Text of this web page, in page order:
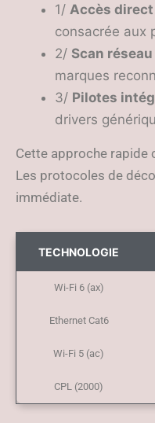
1/ Accès direct
consacrée aux
2/ Scan réseau
marques
3/ Pilotes
drivers
Cette approche rapide
Les protocoles de
immédiate.
TECHNOLOGIE
Wi-Fi 6 (ax)
Ethernet Cat6
Wi-Fi 5 (ac)
CPL (2000)